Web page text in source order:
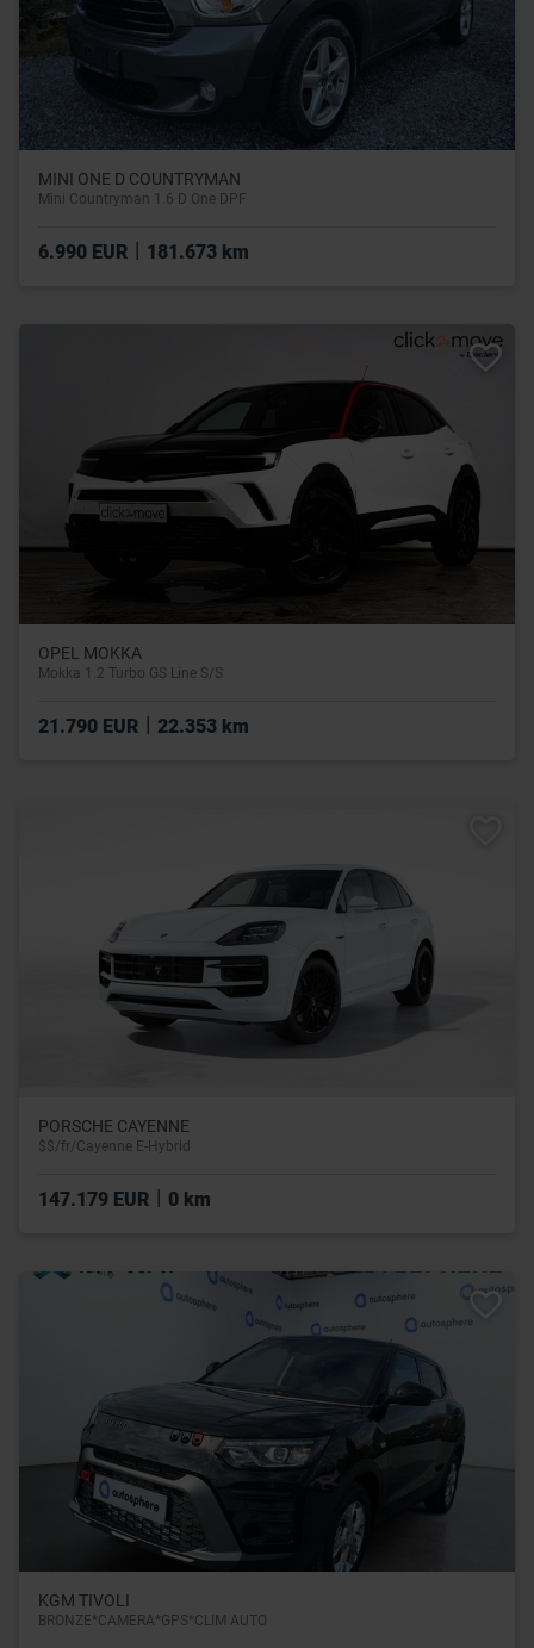
MINI ONE D COUNTRYMAN
Mini Countryman 1.6 D One DPF
6.990 EUR 181.673 km
OPEL MOKKA
Mokka 1.2 Turbo GS Line S/S
21.790 EUR | 22.353 km
PORSCHE CAYENNE
$$/fr/Cayenne E-Hybrid
147.179 EUR 0 km
KGM TIVOLI
BRONZE*CAMERA*GPS*CLIM AUTO